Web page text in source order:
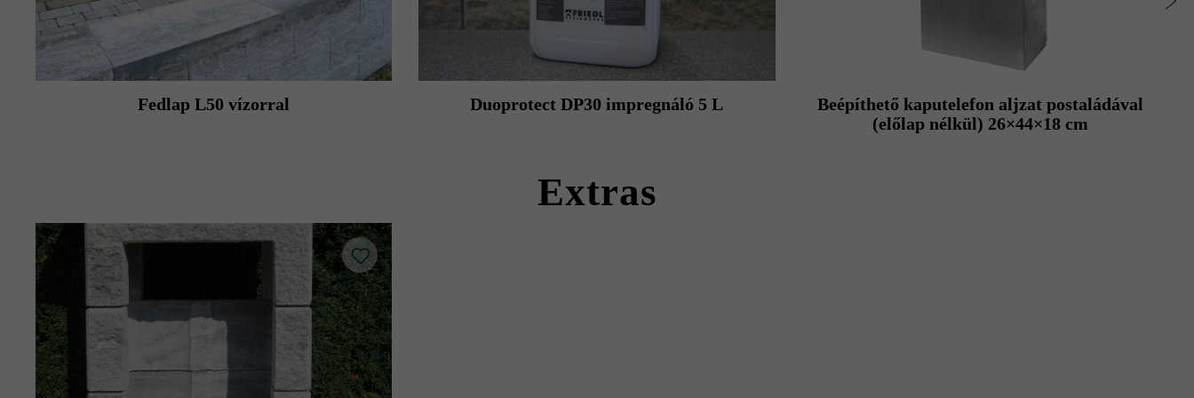
Fedlap L50 vízorral Duoprotect DP30 impregnáló 5 L
Beépíthető kaputelefon aljzat postaládával
(előlap nélkül) 26×44×18 cm
Extras